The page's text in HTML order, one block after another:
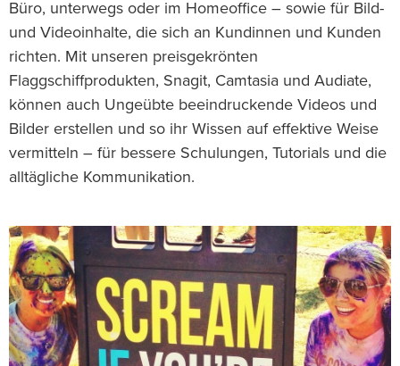
Büro, unterwegs oder im Homeoffice – sowie für Bild-
und Videoinhalte, die sich an Kundinnen und Kunden
richten. Mit unseren preisgekrönten
Flaggschiffprodukten, Snagit, Camtasia und Audiate,
können auch Ungeübte beeindruckende Videos und
Bilder erstellen und so ihr Wissen auf effektive Weise
vermitteln – für bessere Schulungen, Tutorials und die
alltägliche Kommunikation.